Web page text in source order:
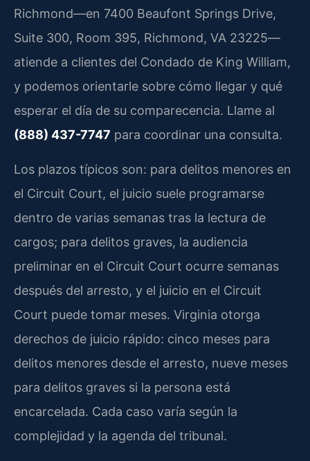
Richmond—en 7400 Beaufont Springs Drive,
Suite 300, Room 395, Richmond, VA 23225—
atiende a clientes del Condado de King William,
y podemos orientarle sobre cómo llegar y qué
esperar el día de su comparecencia. Llame al
(888) 437-7747 para coordinar una consulta.
Los plazos típicos son: para delitos menores en
el Circuit Court, el juicio suele programarse
dentro de varias semanas tras la lectura de
cargos; para delitos graves, la audiencia
preliminar en el Circuit Court ocurre semanas
después del arresto, y el juicio en el Circuit
Court puede tomar meses. Virginia otorga
derechos de juicio rápido: cinco meses para
delitos menores desde el arresto, nueve meses
para delitos graves si la persona está
encarcelada. Cada caso varía según la
complejidad y la agenda del tribunal.